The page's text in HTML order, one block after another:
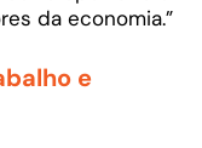
da economia.”
e